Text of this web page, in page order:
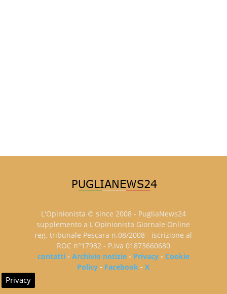
L'Opinionista © since 2008 - PugliaNews24
supplemento a L'Opinionista Giornale Online
reg. tribunale Pescara n.08/2008 - iscrizione al
ROC n°17982 - P.iva 01873660680
contatti- Archivio notizie- Privacy- Cookie
Policy - Facebook -X
Privacy